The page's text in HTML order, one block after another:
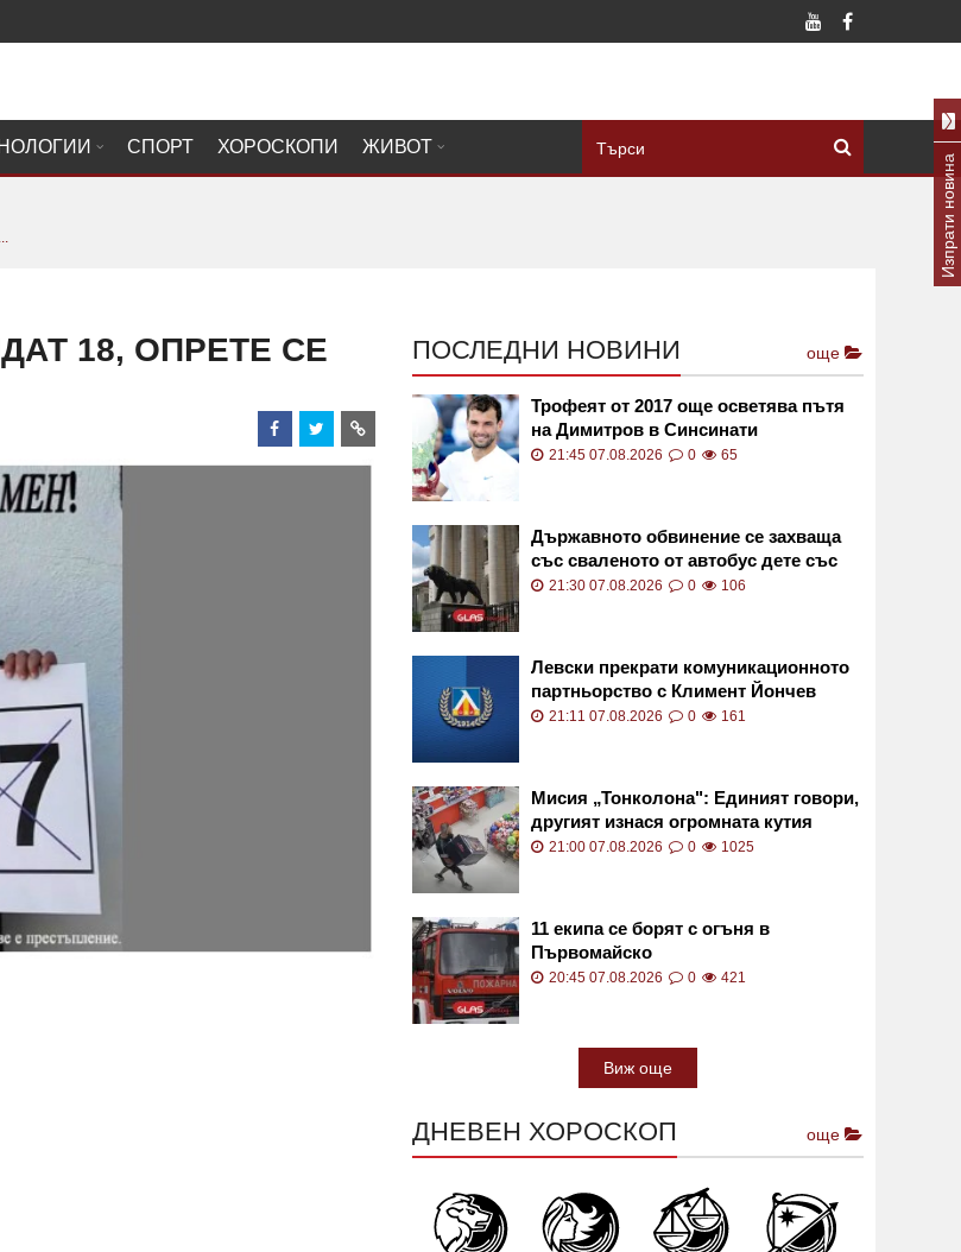
СПОРТ ХОРОСКОПИ ЖИВОТ
18, ОПРЕТЕ СЕ
ПОСЛЕДНИ НОВИНИ още
Трофеят от 2017 още осветява пътя
на Димитров в Синсинати
21:45 07.08.2026 0 65
Държавното обвинение се захваща
със сваленото от автобус дете със
специални потребности
21:30 07.08.2026 0 106
Левски прекрати комуникационното
партньорство с Климент Йончев
21:11 07.08.2026 0 161
Мисия „Тонколона": Единият говори,
другият изнася огромната кутия
ВИДЕО
21:00 07.08.2026 0 1025
11 екипа се борят с огъня в
Първомайско
20:45 07.08.2026 0 421
Виж още
ДНЕВЕН ХОРОСКОП още
Изпрати новина